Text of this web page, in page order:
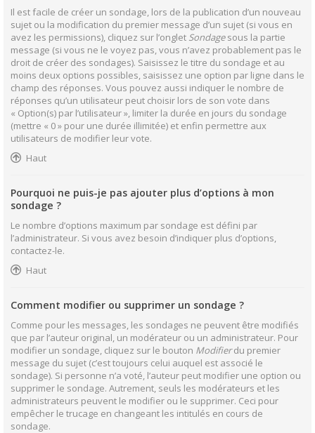
Il est facile de créer un sondage, lors de la publication d’un nouveau
sujet ou la modification du premier message d’un sujet (si vous en
avez les permissions), cliquez sur l’onglet Sondagesous la partie
message (si vous ne le voyez pas, vous n’avez probablement pas le
droit de créer des sondages). Saisissez le titre du sondage et au
moins deux options possibles, saisissez une option par ligne dans le
champ des réponses. Vous pouvez aussi indiquer le nombre de
réponses qu’un utilisateur peut choisir lors de son vote dans
« Option(s) par l’utilisateur », limiter la durée en jours du sondage
(mettre « 0 » pour une durée illimitée) et enfin permettre aux
utilisateurs de modifier leur vote.
Haut
Pourquoi ne puis-je pas ajouter plus d’options à mon
sondage ?
Le nombre d’options maximum par sondage est défini par
l’administrateur. Si vous avez besoin d’indiquer plus d’options,
contactez-le.
Haut
Comment modifier ou supprimer un sondage ?
Comme pour les messages, les sondages ne peuvent être modifiés
que par l’auteur original, un modérateur ou un administrateur. Pour
modifier un sondage, cliquez sur le bouton Modifierdu premier
message du sujet (c’est toujours celui auquel est associé le
sondage). Si personne n’a voté, l’auteur peut modifier une option ou
supprimer le sondage. Autrement, seuls les modérateurs et les
administrateurs peuvent le modifier ou le supprimer. Ceci pour
empêcher le trucage en changeant les intitulés en cours de
sondage.